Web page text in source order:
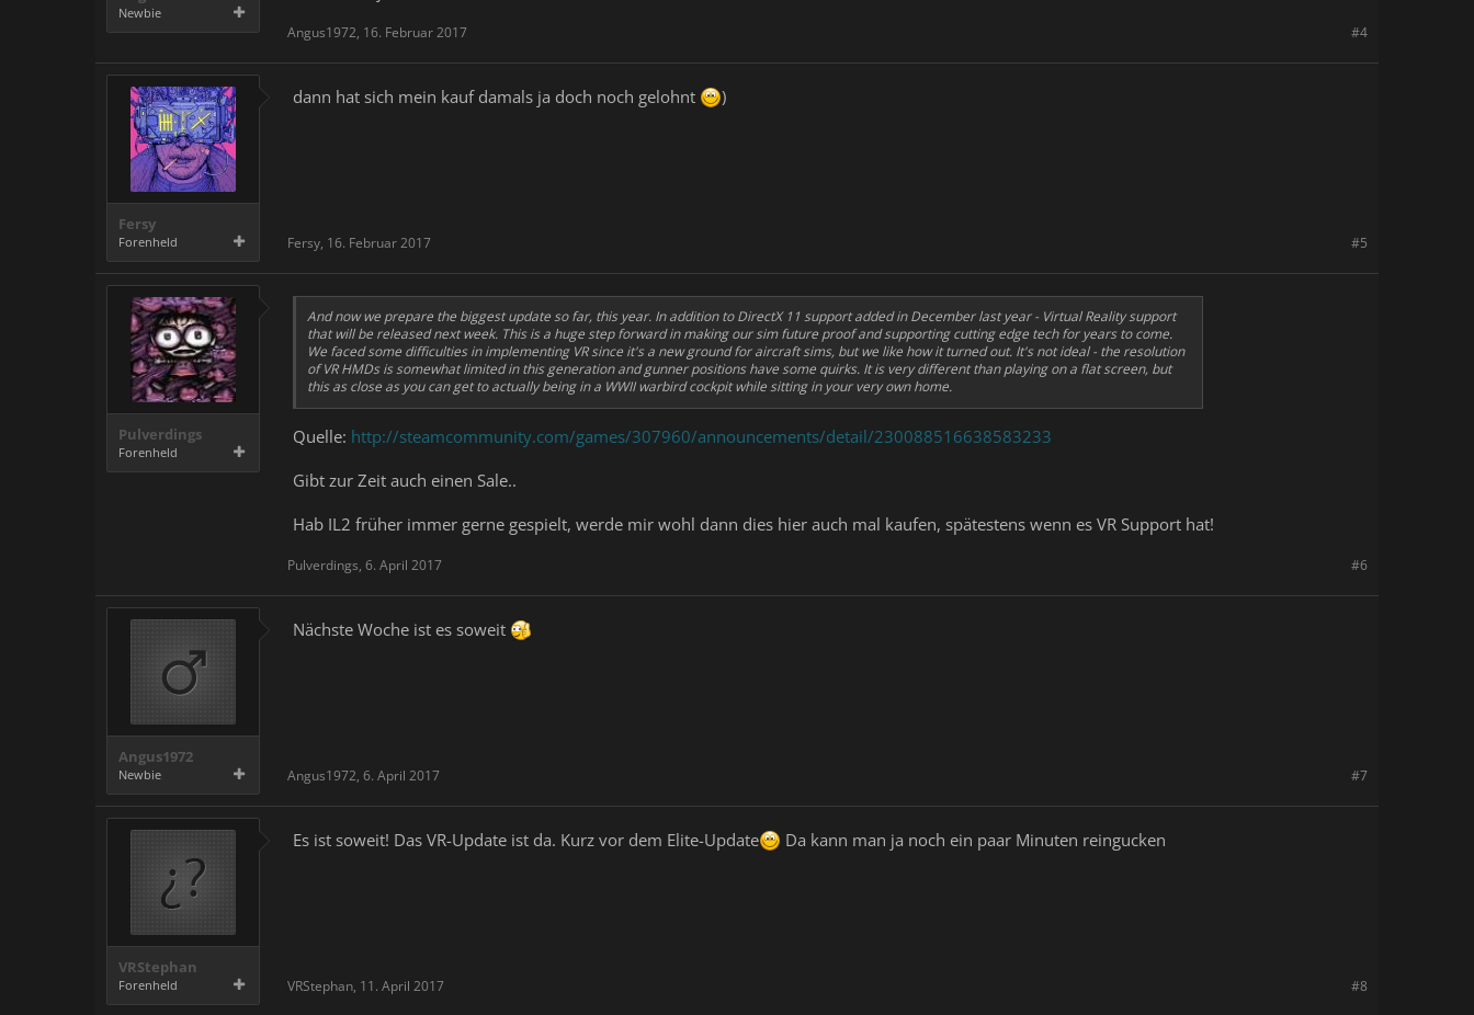
Newbie
#4
Angus1972, 16. Februar 2017
Fersy
Forenheld
dann hat sich mein kauf damals ja doch noch gelohnt )
#5
Fersy, 16. Februar 2017
Pulverdings
Forenheld
And now we prepare the biggest update so far, this year. In addition to DirectX 11 support added in December last year - Virtual Reality support
that will be released next week. This is a huge step forward in making our sim future proof and supporting cutting edge tech for years to come.
We faced some difficulties in implementing VR since it's a new ground for aircraft sims, but we like how it turned out. It's not ideal - the resolution
of VR HMDs is somewhat limited in this generation and gunner positions have some quirks. It is very different than playing on a flat screen, but
this as close as you can get to actually being in a WWII warbird cockpit while sitting in your very own home.
Quelle: http://steamcommunity.com/games/307960/announcements/detail/230088516638583233
Gibt zur Zeit auch einen Sale..
Hab IL2 früher immer gerne gespielt, werde mir wohl dann dies hier auch mal kaufen, spätestens wenn es VR Support hat!
#6
Pulverdings, 6. April 2017
Angus1972
Newbie
Nächste Woche ist es soweit
#7
Angus1972, 6. April 2017
VRStephan
Forenheld
Es ist soweit! Das VR-Update ist da. Kurz vor dem Elite-Update Da kann man ja noch ein paar Minuten reingucken
#8
VRStephan, 11. April 2017